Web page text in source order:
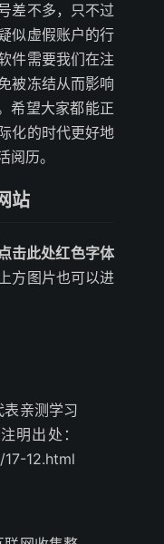
差不多，只不过
似虚假账户的行
件需要我们在注
被冻结从而影响
希望大家都能正
化的时代更好地
历。
站
击此处红色字体
方图片也可以进
亲测学习
明出处：
12.html